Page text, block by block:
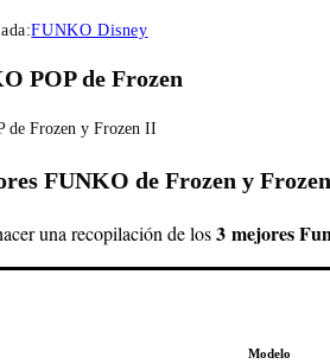
FUNKO Disney
POP de Frozen
FUNKO de Frozen y
una recopilación de los3 mejores
Modelo